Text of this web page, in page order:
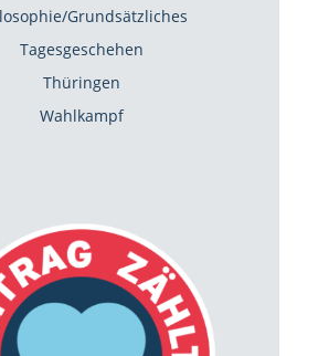
Grundsätzliches
Tagesgeschehen
Thüringen
Wahlkampf